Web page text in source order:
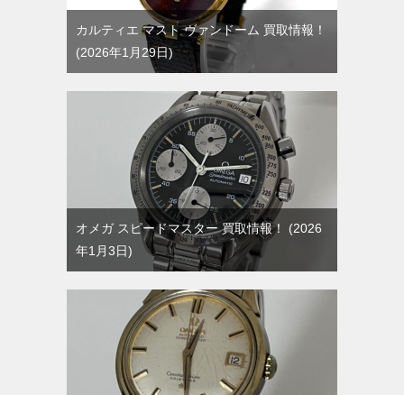
カルティエ マスト ヴァンドーム 買取情報！
2026年1月29日
オメガ スピードマスター 買取情報！
2026
年1月3日